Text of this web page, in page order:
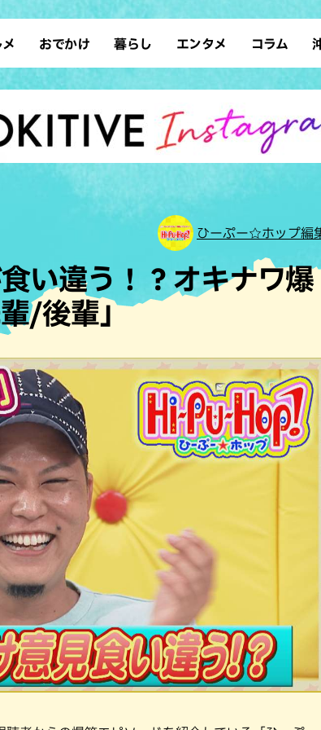
ン 沖縄そば
ウト カフェ
和食・日本料理
イタリアン
フレンチ
・焼肉 焼鳥・串料理
肉料理 居酒屋・バー
イキング
カレー
ガー タコス・タコライス
おでかけ
デート ドライブ
散歩 ソロ活
アート
ホテル
サウナ 公園
沖縄の海
暮らし
レシピ SDGs
ファッション ローカルニュー
沖縄移住 沖縄旧暦行事
エンタメ
スポーツ
タレント・芸人
コラム
ひーぷー☆ホップ編
い違う！？オキナワ爆
/後輩」